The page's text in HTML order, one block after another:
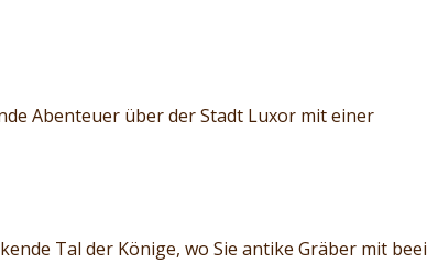
Abenteuer über der Stadt Luxor mit einer
Tal der Könige, wo Sie antike Gräber mit